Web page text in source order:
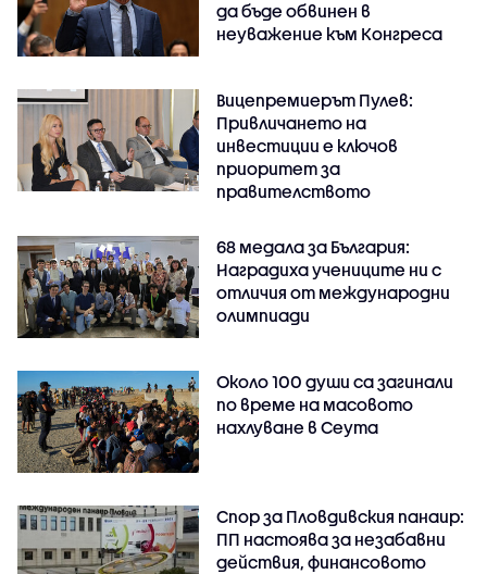
да бъде обвинен в
неуважение към Конгреса
Вицепремиерът Пулев:
Привличането на
инвестиции е ключов
приоритет за
правителството
68 медала за България:
Наградиха учениците ни с
отличия от международни
олимпиади
Около 100 души са загинали
по време на масовото
нахлуване в Сеута
Спор за Пловдивския панаир:
ПП настоява за незабавни
действия, финансовото